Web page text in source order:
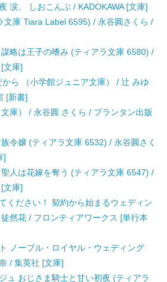
涙、 しおこんぶ / KADOKAWA [文庫]
文庫 Tiara Label 6595) / 永谷圓さくら /
略は王子の嗜み (ティアラ文庫 6580) /
文庫]
ら （小学館ジュニア文庫） / 辻 みゆ
[新書]
庫） / 永谷圓 さくら / プランタン出版
令嬢 (ティアラ文庫 6532) / 永谷圓さく
]
人は花嫁を奪う (ティアラ文庫 6547) /
文庫]
ください！ 契約から始まるウェディン
然花 / フロンティアワークス [単行本
ノーブル・ロイヤル・ウェディング
/ 集英社 [文庫]
ュ おじさま騎士と甘い初夜 (ティアラ